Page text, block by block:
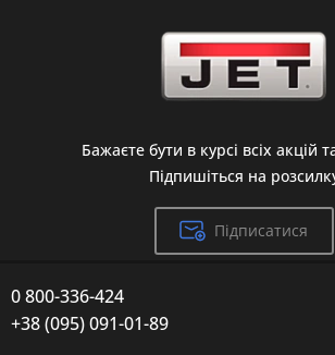
Бажаєте бути в курсі всіх акцій
Підпишіться на
Підписатися
0 800-336-424
+38 (095) 091-01-89